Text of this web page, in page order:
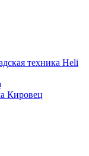
техника Heli
Кировец